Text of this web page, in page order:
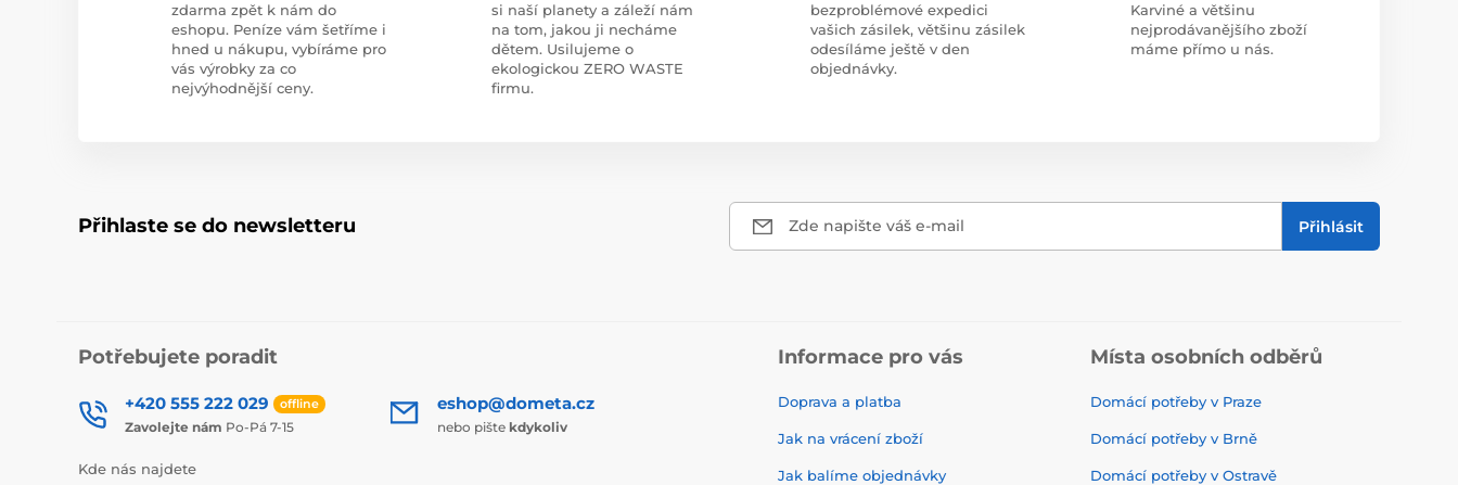
zdarma zpět k nám do
eshopu. Peníze vám šetříme i
hned u nákupu, vybíráme pro
vás výrobky za co
nejvýhodnější ceny.
si naší planety a záleží nám
na tom, jakou ji necháme
dětem. Usilujeme o
ekologickou ZERO WASTE
firmu.
bezproblémové expedici
vašich zásilek, většinu zásilek
odesíláme ještě v den
objednávky.
Karviné a většinu
nejprodávanějšího zboží
máme přímo u nás.
Přihlaste se do newsletteru Zde napište váš e-mail Přihlásit
Potřebujete poradit
+420 555 222 029 offline
Zavolejte nám Po-Pá 7-15
eshop@dometa.cz
nebo pište kdykoliv
Kde nás najdete
Informace pro vás
Doprava a platba
Jak na vrácení zboží
Jak balíme objednávky
Místa osobních odběrů
Domácí potřeby v Praze
Domácí potřeby v Brně
Domácí potřeby v Ostravě